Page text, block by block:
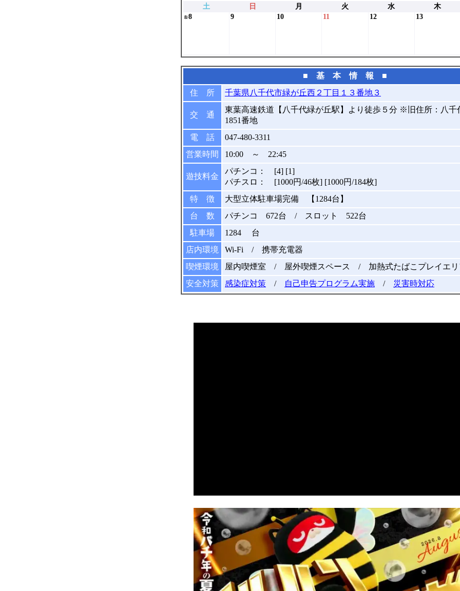
土 日 月 火 水 木
8/8 9 10 11 12 13
■ 基 本 情 報 ■
住 所
千葉県八千代市緑が丘西２丁目１３番地３
交 通
東葉高速鉄道【八千代緑が丘駅】より徒歩５分 ※旧住所：八千
1851番地
電 話
047-480-3311
営業時間
10:00 ～ 22:45
遊技料金
パチンコ： [4] [1]
パチスロ： [1000円/46枚] [1000円/184枚]
特 徴
大型立体駐車場完備 【1284台】
台 数
パチンコ 672台 / スロット 522台
駐車場
1284 台
店内環境
Wi-Fi / 携帯充電器
喫煙環境
屋内喫煙室 / 屋外喫煙スペース / 加熱式たばこプレイエリ
安全対策
感染症対策 / 自己申告プログラム実施 / 災害時対応